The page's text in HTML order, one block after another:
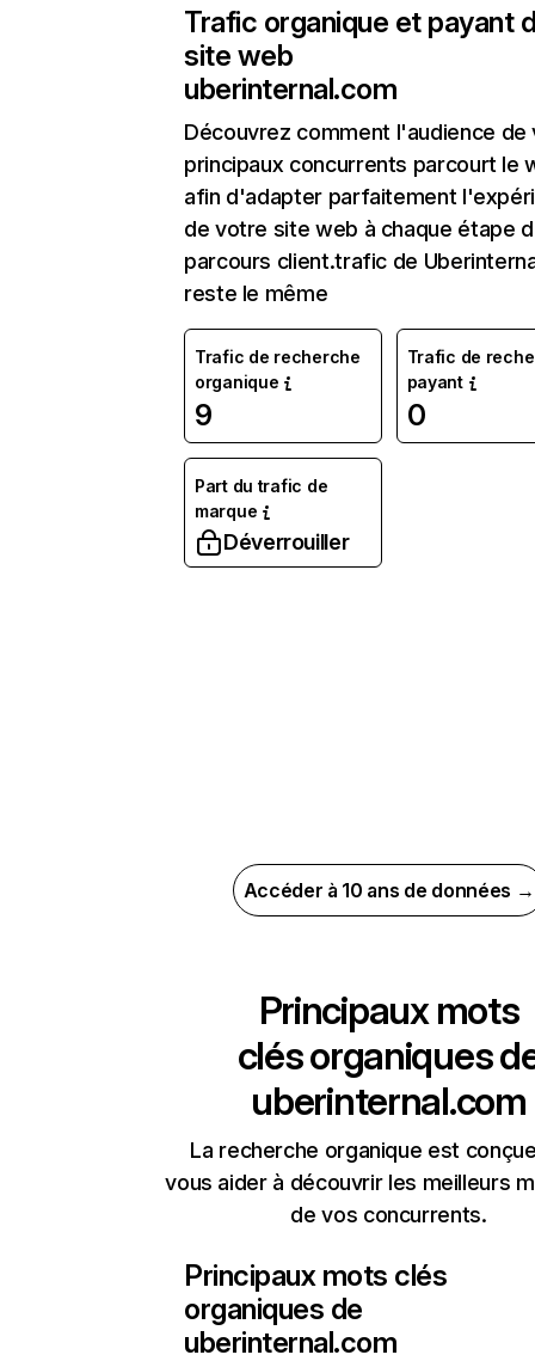
Trafic organique et payant
site web
uberinternal.com
Découvrez comment l'audience de
principaux concurrents parcourt le
afin d'adapter parfaitement
de votre site web à chaque étape
parcours client.trafic de
reste le même
Trafic de recherche
organique
9
Trafic de
payant
0
Part du trafic de
marque
Déverrouiller
Accéder à 10 ans de données →
Principaux mots
clés organiques
uberinternal.com
La recherche organique est
vous aider à découvrir les meilleurs
de vos concurrents.
Principaux mots clés
organiques de
uberinternal.com